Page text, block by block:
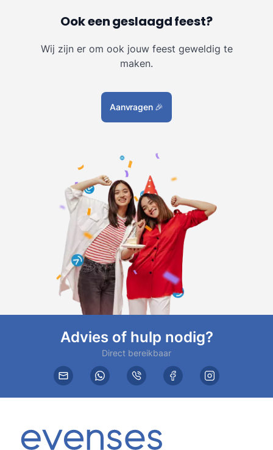
Ook een geslaagd feest?
Wij zijn er om ook jouw feest geweldig te
maken.
Aanvragen 🎉
Advies of hulp nodig?
Direct bereikbaar